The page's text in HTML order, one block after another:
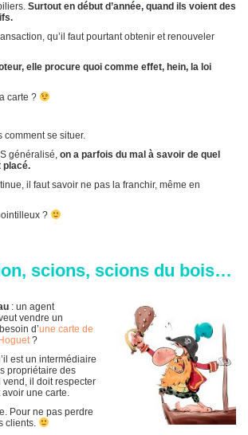
Surtout en début d’année, quand ils voient des
qu’il faut pourtant obtenir et renouveler
elle procure quoi comme effet, hein, la loi
carte ?
comment se situer.
généralisé, on a parfois du mal à savoir de quel
placé.
il faut savoir ne pas la franchir, même en
?
scions, scions du bois…
: un agent
vendre un
d’une carte de
?
est un intermédiaire
propriétaire des
vend, il doit respecter
avoir une carte.
Pour ne pas perdre
clients.